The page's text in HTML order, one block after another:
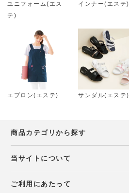
ユニフォーム(エス
テ)
インナー(エステ)
エプロン(エステ) サンダル(エステ)
商品カテゴリから探す
当サイトについて
ご利用にあたって